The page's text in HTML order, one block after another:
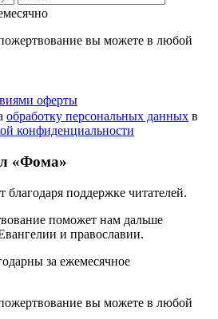
вы можете в любой
оферты
обработку персональных данных в
конфиденциальности
«Фома»
поддержке читателей.
поможет нам дальше
и православии.
за ежемесячное
вы можете в любой